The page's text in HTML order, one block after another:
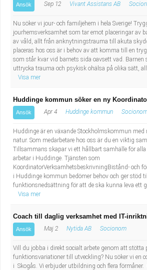
Ansök Sep 12 Vivant Assistans AB
Nu söker vi jour- och familjehem i hela Sverige!
jourhemsverksamhet som tar emot placeringar av
av våld, allt från anknytningstrauma till akuta
placeras hos oss är i behov av att komma till en
som står kvar vid barnets sida oavsett vad. Barnen
uttrycka trauma och psykisk ohälsa på olika sätt,
Visa mer
Huddinge kommun söker en ny
Ansök Apr 4 Huddinge kommun
Huddinge är en växande Stockholmskommun med
natur. Som medarbetare hos oss är du en viktig
Tillsammans skapar vi ett hållbart samhälle för alla
arbetar i Huddinge. Tjänsten som
KoordinatorVerksamhetsbeskrivningBistånd- och
i Huddinge kommun bedömer behov och ger stöd
funktionsnedsättning för att de ska kunna leva ett
Visa mer
Coach till daglig verksamhet med IT-
Ansök Maj 2 Nytida AB Socionom
Vill du jobba i direkt socialt arbete genom att stötta
funktionsvariationer till utveckling? Nu söker vi en
i Skogås. Vi erbjuder utbildning och flera förmåner.